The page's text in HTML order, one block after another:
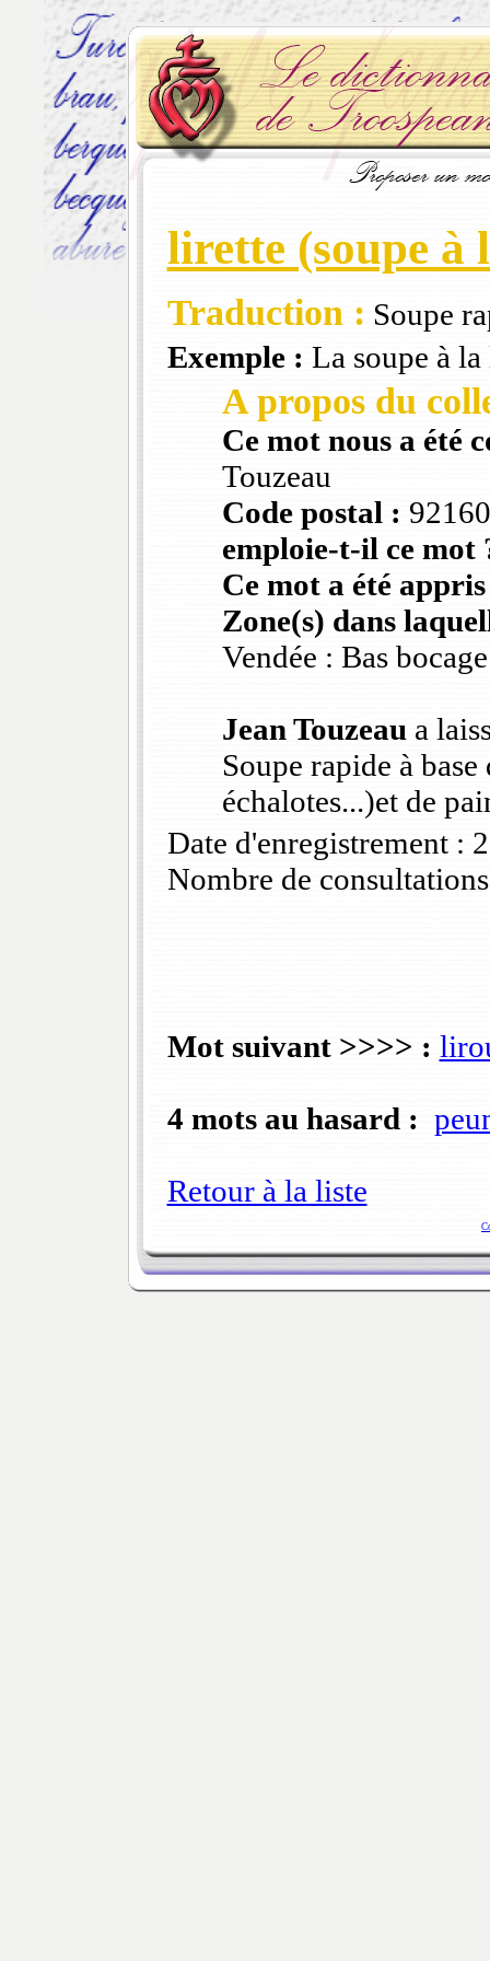
lirette (soupe à
Traduction : Soupe
Exemple : La soupe à
A propos du
Ce mot nous a été
Touzeau
Code postal :
emploie-t-il ce mot
Ce mot a été
Zone(s) dans
Vendée : Bas
Jean Touzeau a
Soupe rapide à
échalotes...)et de
Date d'enregistrement :
Nombre de
Mot suivant >>>> :
4 mots au hasard :
Retour à la liste